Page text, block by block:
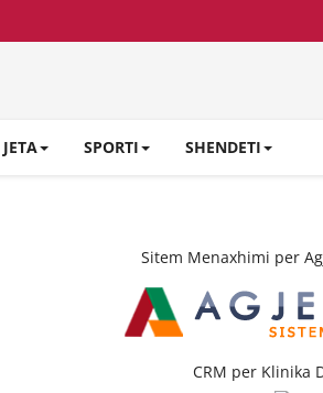
JETA SPORTI SHENDETI
Sitem Menaxhimi per
CRM per Klinika